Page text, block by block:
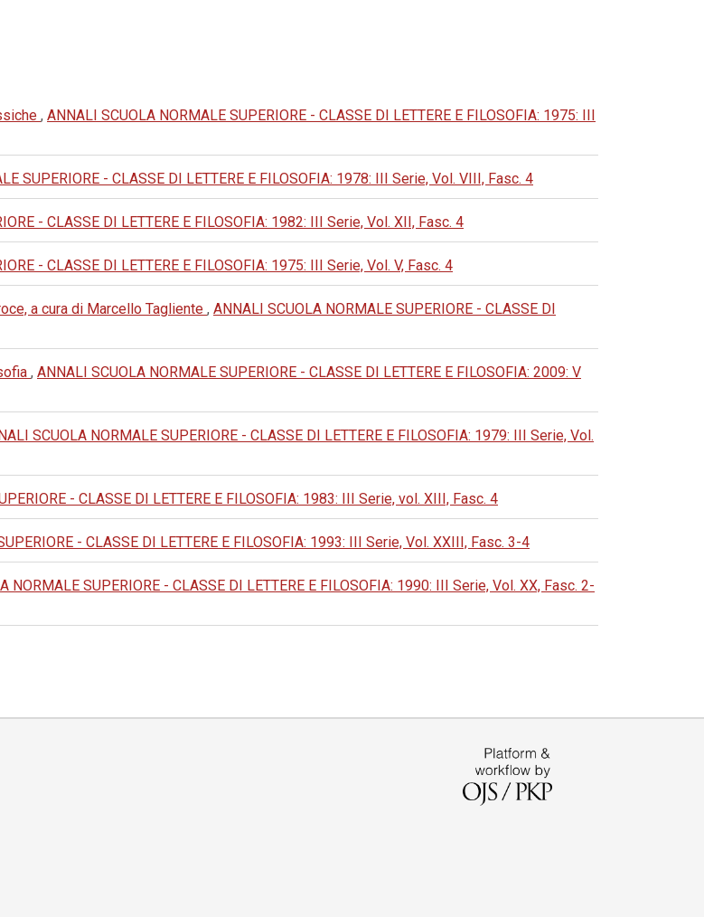
, ANNALI SCUOLA NORMALE SUPERIORE - CLASSE DI LETTERE E FILOSOFIA: 1975: III
SUPERIORE - CLASSE DI LETTERE E FILOSOFIA: 1978: III Serie, Vol. VIII, Fasc. 4
- CLASSE DI LETTERE E FILOSOFIA: 1982: III Serie, Vol. XII, Fasc. 4
- CLASSE DI LETTERE E FILOSOFIA: 1975: III Serie, Vol. V, Fasc. 4
a cura di Marcello Tagliente , ANNALI SCUOLA NORMALE SUPERIORE - CLASSE DI
, ANNALI SCUOLA NORMALE SUPERIORE - CLASSE DI LETTERE E FILOSOFIA: 2009: V
SCUOLA NORMALE SUPERIORE - CLASSE DI LETTERE E FILOSOFIA: 1979: III Serie, Vol.
- CLASSE DI LETTERE E FILOSOFIA: 1983: III Serie, vol. XIII, Fasc. 4
- CLASSE DI LETTERE E FILOSOFIA: 1993: III Serie, Vol. XXIII, Fasc. 3-4
NORMALE SUPERIORE - CLASSE DI LETTERE E FILOSOFIA: 1990: III Serie, Vol. XX, Fasc. 2-